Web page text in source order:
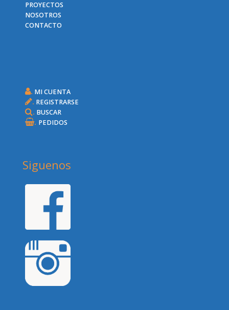
PROYECTOS
NOSOTROS
CONTACTO
. MI CUENTA
. REGISTRARSE
. BUSCAR
. PEDIDOS
Siguenos